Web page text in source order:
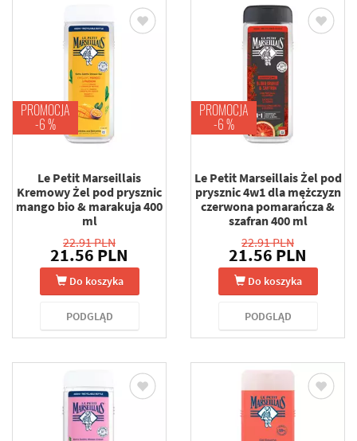
PROMOCJA
-6 %
Le Petit Marseillais
Kremowy Żel pod prysznic
mango bio & marakuja 400
ml
22.91 PLN
21.56 PLN
Do koszyka
PODGLĄD
PROMOCJA
-6 %
Le Petit Marseillais Żel pod
prysznic 4w1 dla mężczyzn
czerwona pomarańcza &
szafran 400 ml
22.91 PLN
21.56 PLN
Do koszyka
PODGLĄD